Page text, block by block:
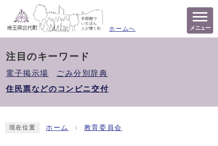
ホームへ メニュー
注目のキーワード
電子掲示場
ごみ分別辞典
住民票などのコンビニ交付
現在位置 ホーム 教育委員会